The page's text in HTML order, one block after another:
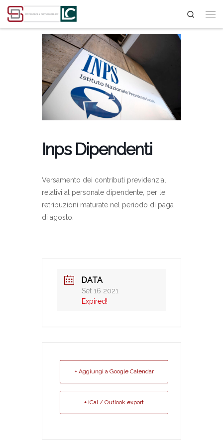
Passa al contenuto Search
Inps Dipendenti
Versamento dei contributi previdenziali
relativi al personale dipendente, per le
retribuzioni maturate nel periodo di paga
di agosto.
DATA
Set 16 2021
Expired!
+ Aggiungi a Google Calendar
+ iCal / Outlook export